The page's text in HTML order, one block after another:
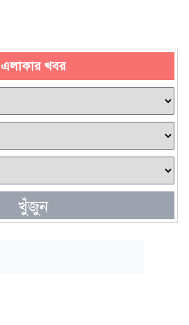
এলাকার খবর
খুঁজুন